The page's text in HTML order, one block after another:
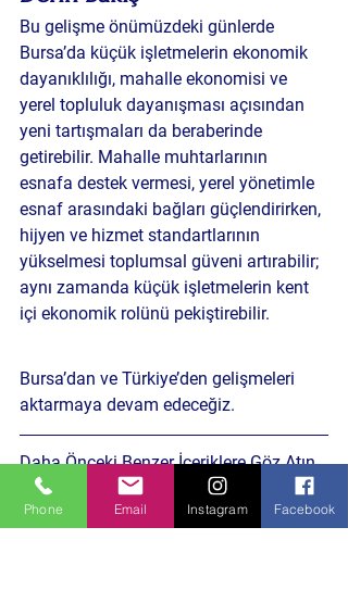
Bu gelişme önümüzdeki günlerde
Bursa’da küçük işletmelerin ekonomik
dayanıklılığı, mahalle ekonomisi ve
yerel topluluk dayanışması açısından
yeni tartışmaları da beraberinde
getirebilir. Mahalle muhtarlarının
esnafa destek vermesi, yerel yönetimle
esnaf arasındaki bağları güçlendirirken,
hijyen ve hizmet standartlarının
yükselmesi toplumsal güveni artırabilir;
aynı zamanda küçük işletmelerin kent
içi ekonomik rolünü pekiştirebilir.
Bursa’dan ve Türkiye’den gelişmeleri
aktarmaya devam edeceğiz.
Daha Önceki Benzer İçeriklere Göz Atın
HABERE TIKLA
Phone Email Instagram Facebook